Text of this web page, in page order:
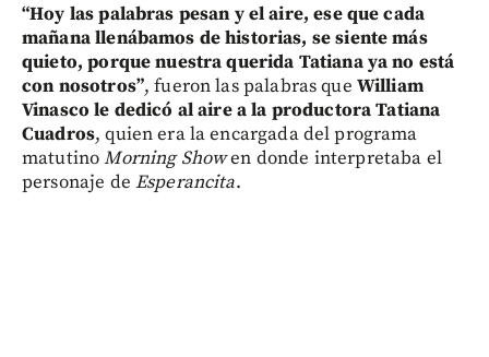
“Hoy las palabras pesan y el aire, ese que cada
mañana llenábamos de historias, se siente más
quieto, porque nuestra querida Tatiana ya no está
con nosotros”, fueron las palabras que William
Vinasco le dedicó al aire a la productora Tatiana
Cuadros, quien era la encargada del programa
matutinoMorning Showen donde interpretaba el
personaje de Esperancita.